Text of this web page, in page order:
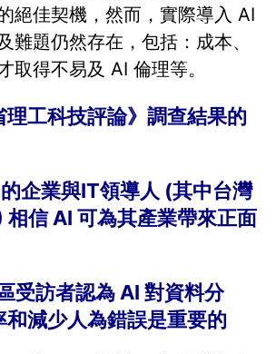
絕佳契機，然而，實際導入 AI
難題仍然存在，包括：成本、
取得不易及 AI 倫理等。
理工科技評論》調查結果的
企業與IT領導人 (其中台灣
相信 AI 可為其產業帶來正面
受訪者認為 AI 對資料分
和減少人為錯誤是重要的